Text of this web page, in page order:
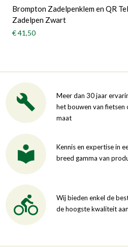
Brompton Zadelpenklem en QR
Zadelpen Zwart
€ 41,50
Meer dan 30 jaar
het bouwen van fietsen
maat
Kennis en expertise in
breed gamma van
Wij bieden enkel de
de hoogste kwaliteit aan